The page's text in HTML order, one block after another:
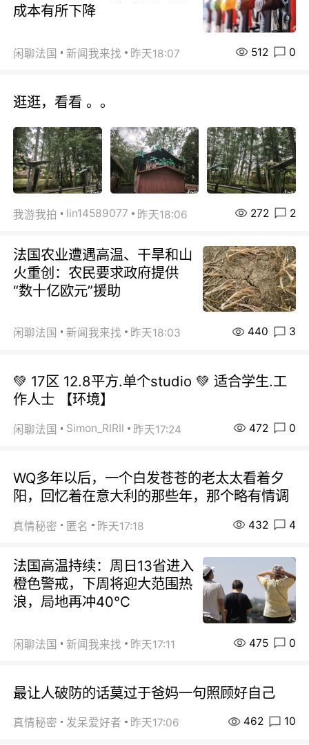
成本有所下降
闲聊法国 新闻我来找 昨天18:07 512 0
逛逛，看看 。。
我游我拍 lin14589077 昨天18:06 272 2
法国农业遭遇高温、干旱和山
火重创：农民要求政府提供
“数十亿欧元”援助
闲聊法国 新闻我来找 昨天18:03 440 3
💚 17区 12.8平方.单个studio 💚 适合学生.工
作人士 【环境】
闲聊法国 Simon_RIRIl 昨天17:24 472 0
WQ多年以后，一个白发苍苍的老太太看着夕
阳，回忆着在意大利的那些年，那个略有情调
真情秘密 匿名 昨天17:18 432 4
法国高温持续：周日13省进入
橙色警戒，下周将迎大范围热
浪，局地再冲40℃
闲聊法国 新闻我来找 昨天17:11 475 0
最让人破防的话莫过于爸妈一句照顾好自己
真情秘密 发呆爱好者 昨天17:06 462 10